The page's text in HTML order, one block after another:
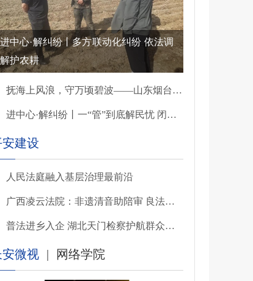
进中心·解纠纷丨多方联动化纠纷 依法调
解护农耕
抚海上风浪，守万顷碧波——山东烟台把矛盾化解在微澜未起时
进中心·解纠纷丨一“管”到底解民忧 闭环调处化纠纷
建设
人民法庭融入基层治理最前沿
广西凌云法院：非遗清音助陪审 良法温情解千纷
普法进乡入企 湖北天门检察护航群众金融财产安全
安微视 | 网络学院